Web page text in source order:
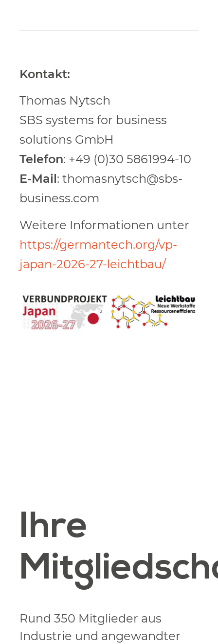
Kontakt:
Thomas Nytsch
SBS systems for business
solutions GmbH
Telefon: +49 (0)30 5861994-10
E-Mail: thomasnytsch@sbs-
business.com
Weitere Informationen unter
https://germantech.org/vp-
japan-2026-27-leichtbau/
Ihre
Rund 350 Mitglieder aus
Industrie und angewandter